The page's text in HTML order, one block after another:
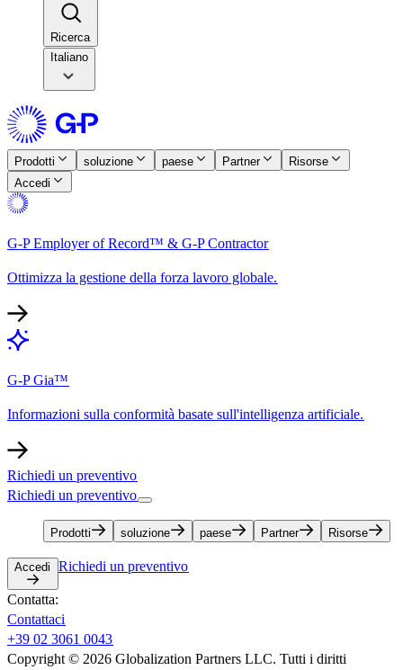
Ricerca​​
Italiano
Prodotti​​ soluzione​​ paese​​ Partner​​
Risorse​​
Accedi​​
G-P Employer of Record™ & G-P Contractor​​
Ottimizza la gestione della forza lavoro globale.​​
G-P Gia™​​
Informazioni sulla conformità basate sull'intelligenza artificiale.​​
Richiedi un preventivo​​
Richiedi un preventivo​​
Prodotti​​ soluzione​​ paese​​ Partner​​ Risorse​​
Accedi​​ Richiedi un preventivo​​
Contatta:​​
Contattaci​​
+39 02 3061 0043​​
Copyright © 2026 Globalization Partners LLC. Tutti i diritti